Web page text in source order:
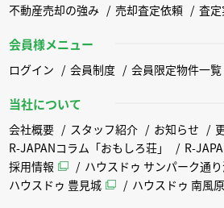
不動産売却の強み 売却査定依頼 査
会員様メニュー
ログイン 会員制度 会員限定物件一覧
当社について
会社概要 スタッフ紹介 お知らせ
R-JAPANコラム「おもしろ荘」
R-
採用情報
ハウスドゥ サンパーク通
ハウスドゥ 豊見城
ハウスドゥ 南風原